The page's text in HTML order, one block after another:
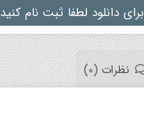
برای دانلود لطفا ثبت نام کنید
نظرات (0)